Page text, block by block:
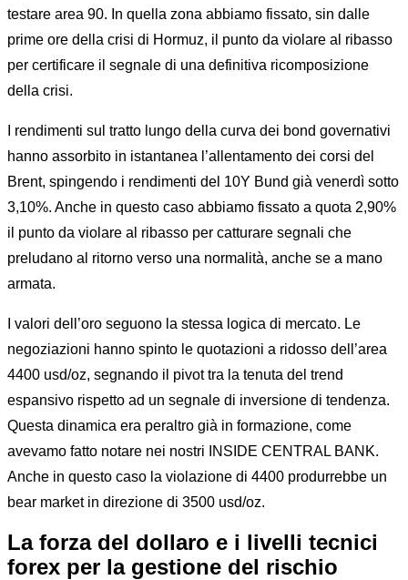
testare area 90. In quella zona abbiamo fissato, sin dalle
prime ore della crisi di Hormuz, il punto da violare al ribasso
per certificare il segnale di una definitiva ricomposizione
della crisi.
I rendimenti sul tratto lungo della curva dei bond governativi
hanno assorbito in istantanea l’allentamento dei corsi del
Brent, spingendo i rendimenti del 10Y Bund già venerdì sotto
3,10%. Anche in questo caso abbiamo fissato a quota 2,90%
il punto da violare al ribasso per catturare segnali che
preludano al ritorno verso una normalità, anche se a mano
armata.
I valori dell’oro seguono la stessa logica di mercato. Le
negoziazioni hanno spinto le quotazioni a ridosso dell’area
4400 usd/oz, segnando il pivot tra la tenuta del trend
espansivo rispetto ad un segnale di inversione di tendenza.
Questa dinamica era peraltro già in formazione, come
avevamo fatto notare nei nostri INSIDE CENTRAL BANK.
Anche in questo caso la violazione di 4400 produrrebbe un
bear market in direzione di 3500 usd/oz.
La forza del dollaro e i livelli tecnici
forex per la gestione del rischio